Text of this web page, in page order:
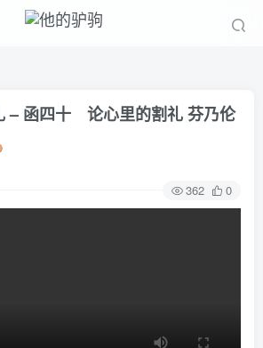
– 函四十 论心里的割礼 芬乃伦
362 0